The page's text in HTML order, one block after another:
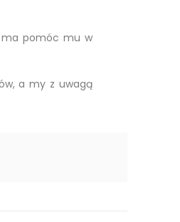
ma pomóc mu w
a my z uwagą